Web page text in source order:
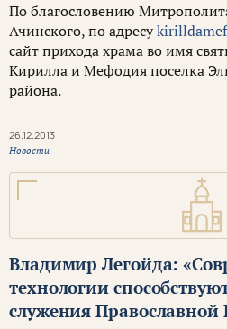
По благословению
Ачинского, по адресу
сайт прихода храма во имя
Кирилла и Мефодия поселка
района.
26.12.2013
Новости
Владимир Легойда:
технологии
служения Православной